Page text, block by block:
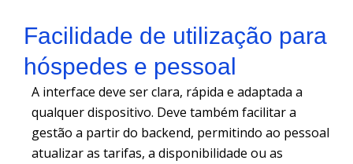
Facilidade de utilização para
hóspedes e pessoal
A interface deve ser clara, rápida e adaptada a
qualquer dispositivo. Deve também facilitar a
gestão a partir do backend, permitindo ao pessoal
atualizar as tarifas, a disponibilidade ou as